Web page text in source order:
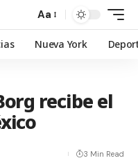
Aa
Nueva York
recibe el
3 Min Read